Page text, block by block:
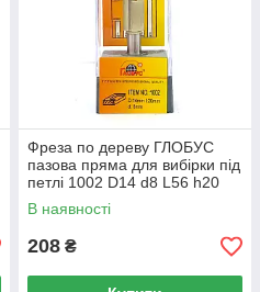
Фреза по дереву ГЛОБУС
пазова пряма для вибірки під
петлі 1002 D14 d8 L56 h20
В наявності
208 ₴